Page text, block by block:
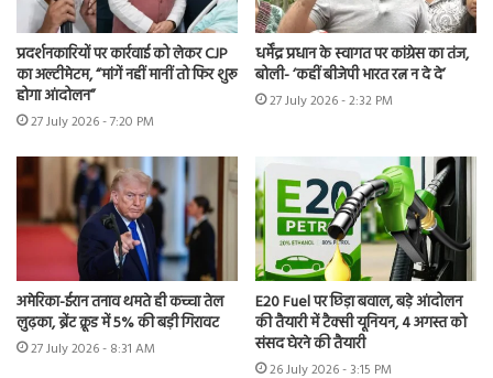
प्रदर्शनकारियों पर कार्रवाई को लेकर CJP
का अल्टीमेटम, “मांगें नहीं मानीं तो फिर शुरू
होगा आंदोलन”
27 July 2026 - 7:20 PM
धर्मेंद्र प्रधान के स्वागत पर कांग्रेस का तंज,
बोली- ‘कहीं बीजेपी भारत रत्न न दे दे’
27 July 2026 - 2:32 PM
अमेरिका-ईरान तनाव थमते ही कच्चा तेल
लुढ़का, ब्रेंट क्रूड में 5% की बड़ी गिरावट
27 July 2026 - 8:31 AM
E20 Fuel पर छिड़ा बवाल, बड़े आंदोलन
की तैयारी में टैक्सी यूनियन, 4 अगस्त को
संसद घेरने की तैयारी
26 July 2026 - 3:15 PM